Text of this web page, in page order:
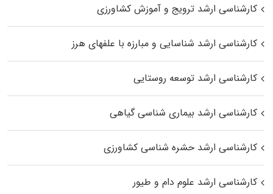
کارشناسی ارشد ترویج و آموزش کشاورزی
کارشناسی ارشد شناسایی و مبارزه با علفهای هرز
کارشناسی ارشد توسعه روستایی
کارشناسی ارشد بیماری‌ شناسی گیاهی
کارشناسی ارشد حشره‌ شناسی کشاورزی
کارشناسی ارشد علوم دام و طیور